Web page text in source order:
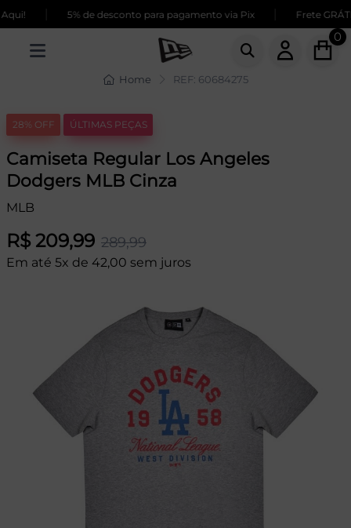
5% de desconto para pagamento via Pix Frete
0
Home REF: 60684275
28% OFF ÚLTIMAS PEÇAS
Camiseta Regular Los Angeles
Dodgers MLB Cinza
MLB
R$ 209,99 289,99
Em até 5x de 42,00 sem juros